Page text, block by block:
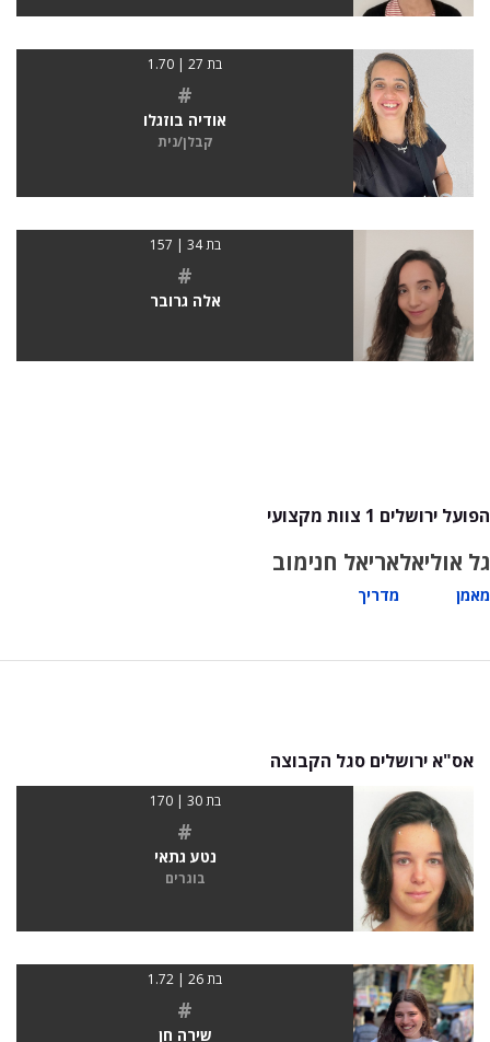
בת 27 | 1.70
#
אודיה בוזגלו
קבלן/נית
בת 34 | 157
#
אלה גרובר
הפועל ירושלים 1 צוות מקצועי
גל אוליאל
מאמן
אריאל חנימוב
מדריך
אס"א ירושלים סגל הקבוצה
בת 30 | 170
#
נטע גתאי
בוגרים
בת 26 | 1.72
#
שירה חן